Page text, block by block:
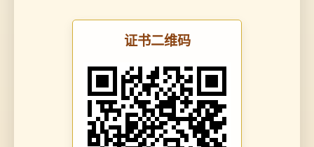
证书二维码